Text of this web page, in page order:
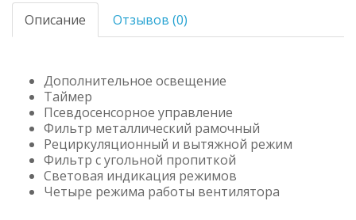
Описание Отзывов (0)
Дополнительное освещение
Таймер
Псевдосенсорное управление
Фильтр металлический рамочный
Рециркуляционный и вытяжной режим
Фильтр с угольной пропиткой
Световая индикация режимов
Четыре режима работы вентилятора